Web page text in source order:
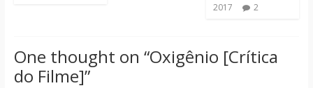
2017
2
One thought on “Oxigênio [Crítica
do Filme]”